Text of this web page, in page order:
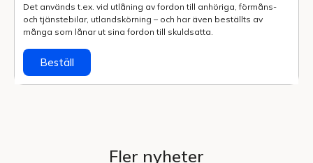
Det används t.ex. vid utlåning av fordon till anhöriga, förmåns-
och tjänstebilar, utlands­körning – och har även beställts av
många som lånar ut sina fordon till skuldsatta.
Beställ
Fler nyheter